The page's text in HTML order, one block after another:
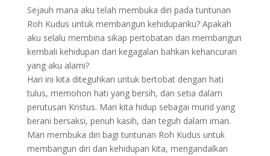
Sejauh mana aku telah membuka diri pada tuntunan
Roh Kudus untuk membangun kehidupanku? Apakah
aku selalu membina sikap pertobatan dan membangun
kembali kehidupan dari kegagalan bahkan kehancuran
yang aku alami?
Hari ini kita diteguhkan untuk bertobat dengan hati
tulus, memohon hati yang bersih, dan setia dalam
perutusan Kristus. Mari kita hidup sebagai murid yang
berani bersaksi, penuh kasih, dan teguh dalam iman.
Mari membuka diri bagi tuntunan Roh Kudus untuk
membangun diri dan kehidupan kita, mengandalkan